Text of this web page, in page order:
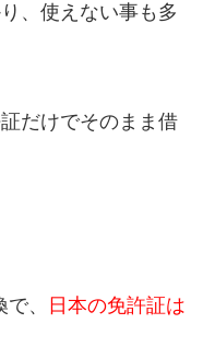
、使えない事も多
だけでそのまま借
、
日本の免許証は